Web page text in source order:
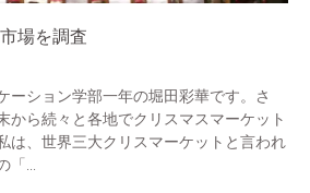
場を調査
ーション学部一年の堀田彩華です。さ
から続々と各地でクリスマスマーケット
は、世界三大クリスマーケットと言われ
...